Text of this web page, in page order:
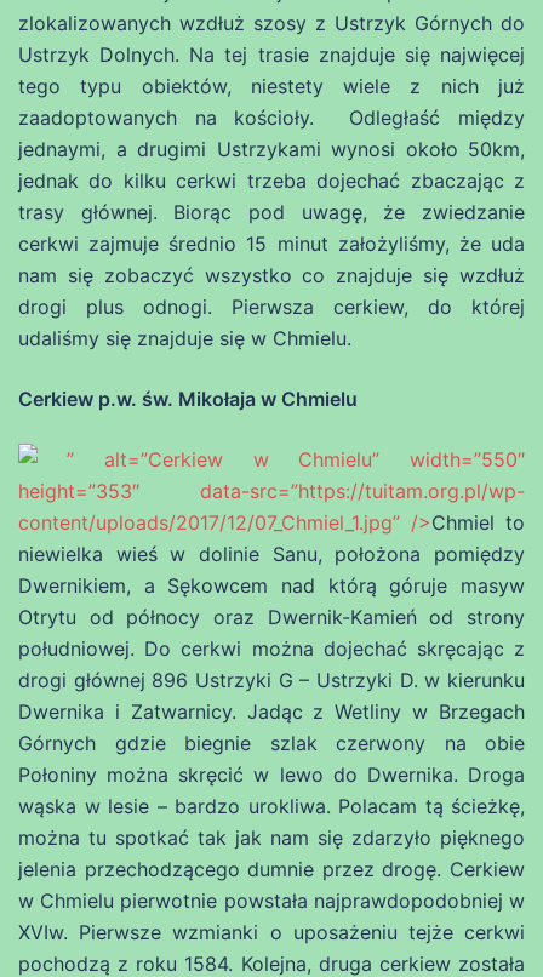
zlokalizowanych wzdłuż szosy z Ustrzyk Górnych do
Ustrzyk Dolnych. Na tej trasie znajduje się najwięcej
tego typu obiektów, niestety wiele z nich już
zaadoptowanych na kościoły. Odległaść między
jednaymi, a drugimi Ustrzykami wynosi około 50km,
jednak do kilku cerkwi trzeba dojechać zbaczając z
trasy głównej. Biorąc pod uwagę, że zwiedzanie
cerkwi zajmuje średnio 15 minut założyliśmy, że uda
nam się zobaczyć wszystko co znajduje się wzdłuż
drogi plus odnogi. Pierwsza cerkiew, do której
udaliśmy się znajduje się w Chmielu.
Cerkiew p.w. św. Mikołaja w Chmielu
” alt=”Cerkiew w Chmielu” width=”550″
height=”353″ data-src=”https://tuitam.org.pl/wp-
content/uploads/2017/12/07_Chmiel_1.jpg” />Chmiel to
niewielka wieś w dolinie Sanu, położona pomiędzy
Dwernikiem, a Sękowcem nad którą góruje masyw
Otrytu od północy oraz Dwernik-Kamień od strony
południowej. Do cerkwi można dojechać skręcając z
drogi głównej 896 Ustrzyki G – Ustrzyki D. w kierunku
Dwernika i Zatwarnicy. Jadąc z Wetliny w Brzegach
Górnych gdzie biegnie szlak czerwony na obie
Połoniny można skręcić w lewo do Dwernika. Droga
wąska w lesie – bardzo urokliwa. Polacam tą ścieżkę,
można tu spotkać tak jak nam się zdarzyło pięknego
jelenia przechodzącego dumnie przez drogę. Cerkiew
w Chmielu pierwotnie powstała najprawdopodobniej w
XVIw. Pierwsze wzmianki o uposażeniu tejże cerkwi
pochodzą z roku 1584. Kolejna, druga cerkiew została